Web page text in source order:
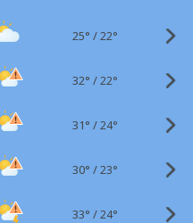
25° /22°
32° /22°
31° /24°
30° /23°
33° /24°